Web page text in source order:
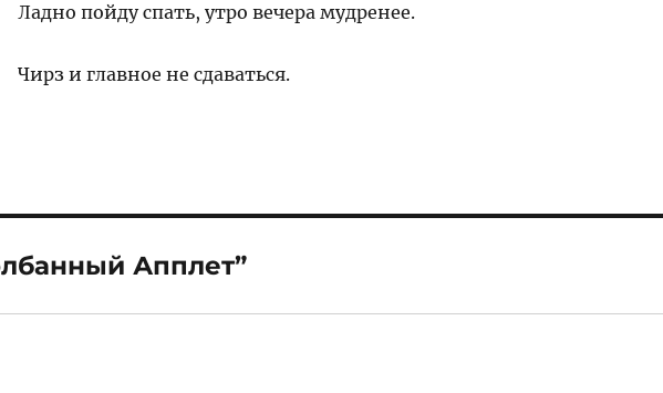
Ладно пойду спать, утро вечера мудренее.
Чирз и главное не сдаваться.
Апплет”